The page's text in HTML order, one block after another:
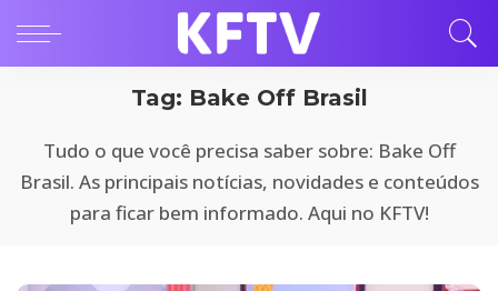
Tag: Bake Off Brasil
Tudo o que você precisa saber sobre: Bake Off
Brasil. As principais notícias, novidades e conteúdos
para ficar bem informado. Aqui no KFTV!